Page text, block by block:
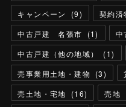
キャンペーン
(9) 契約済
中古戸建 名張市
(1)
中古戸建（他の地域）
(1)
売事業用土地・建物
(3)
売土地・宅地
(16) 売地